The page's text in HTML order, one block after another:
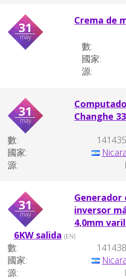
31
may
Crema de
數:
國家:
源:
31
may
Changhe
數:
國家:
源:
31
may
inversor
4,0mm
6KW salida (EN)
數:
國家:
源: